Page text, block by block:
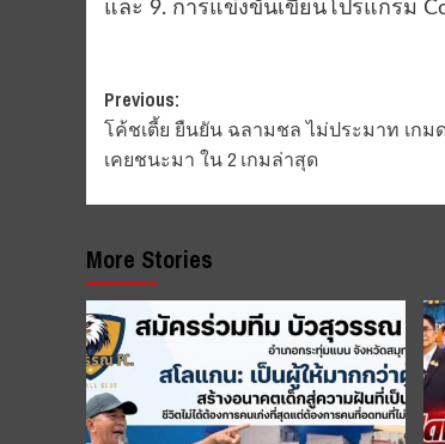
และ 9. การแข่งขันเขียนโปรแกรม
Post
navigation
Previous:
โค้ชเตี้ย ยืนยัน ฉลามชล ไม่ประมาท เกม
เคยชนะมา ใน 2 เกมล่าสุด
More Stories